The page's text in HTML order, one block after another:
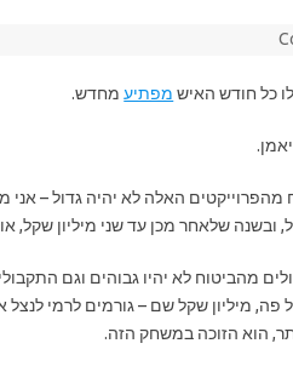
כל חודש האיש מפתיעמחדש.
מהפרוייקטים האלה לא יהיה גדול –
ובשנה שלאחר מכן עד שני מיליון שקל,
מהביטוח לא יהיו גבוהים וגם
פה, מיליון שקל שם – גורמים לרמי
הוא הזוכה במשחק הזה.